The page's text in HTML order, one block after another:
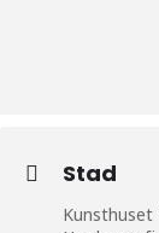
Stad
Kunsthuset